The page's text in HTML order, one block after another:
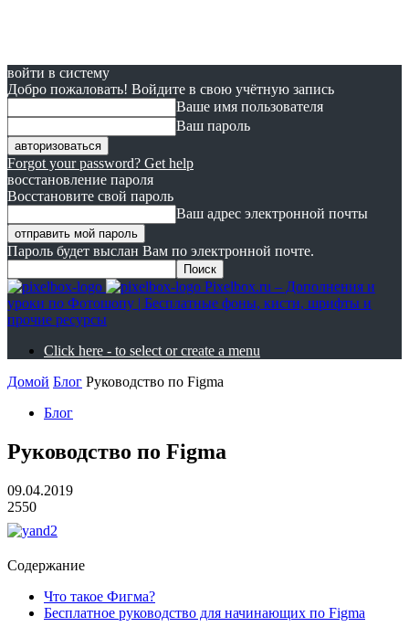
войти в систему
Добро пожаловать! Войдите в свою учётную запись
Ваше имя пользователя
Ваш пароль
Forgot your password? Get help
восстановление пароля
Восстановите свой пароль
Ваш адрес электронной почты
Пароль будет выслан Вам по электронной почте.
Pixelbox.ru – Дополнения и
уроки по Фотошопу | Бесплатные фоны, кисти, шрифты и
прочие ресурсы
Click here - to select or create a menu
Домой Блог Руководство по Figma
Блог
Руководство по Figma
09.04.2019
2550
Содержание
Что такое Фигма?
Бесплатное руководство для начинающих по Figma